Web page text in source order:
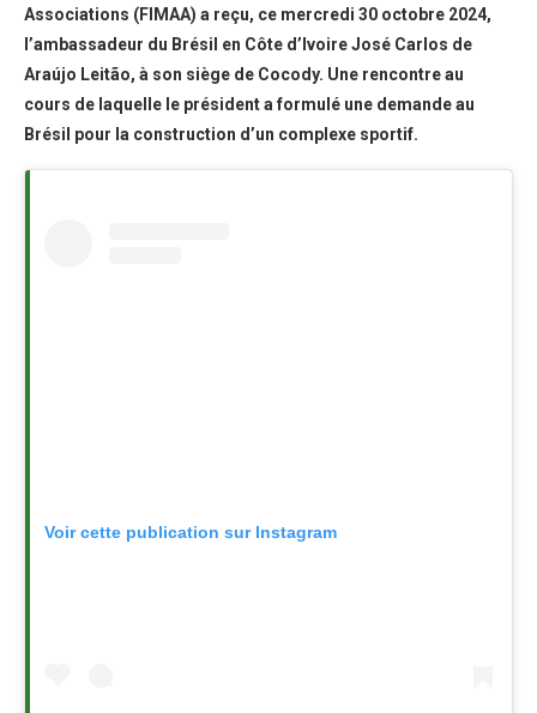
Associations (FIMAA) a reçu, ce mercredi 30 octobre 2024,
l’ambassadeur du Brésil en Côte d’Ivoire José Carlos de
Araújo Leitão, à son siège de Cocody. Une rencontre au
cours de laquelle le président a formulé une demande au
Brésil pour la construction d’un complexe sportif.
Voir cette publication sur Instagram